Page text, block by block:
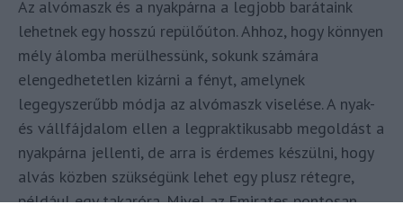
Az alvómaszk és a nyakpárna a legjobb barátaink
lehetnek egy hosszú repülőúton. Ahhoz, hogy könnyen
mély álomba merülhessünk, sokunk számára
elengedhetetlen kizárni a fényt, amelynek
legegyszerűbb módja az alvómaszk viselése. A nyak-
és vállfájdalom ellen a legpraktikusabb megoldást a
nyakpárna jellenti, de arra is érdemes készülni, hogy
alvás közben szükségünk lehet egy plusz rétegre,
például egy takaróra. Mivel az Emirates pontosan